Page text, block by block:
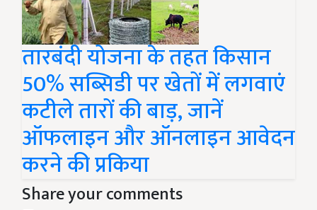
तारबंदी योजना के तहत किसान
50% सब्सिडी पर खेतों में लगवाएं
कटीले तारों की बाड़, जानें
ऑफलाइन और ऑनलाइन आवेदन
करने की प्रकिया
Share your comments